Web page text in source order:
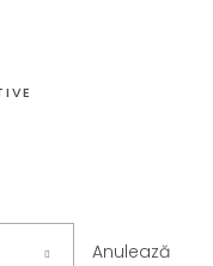
Anulează